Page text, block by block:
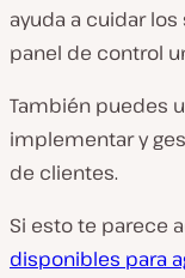
ayuda a cuidar
panel de control
También puedes
implementar y
de clientes.
Si esto te parece
disponibles para